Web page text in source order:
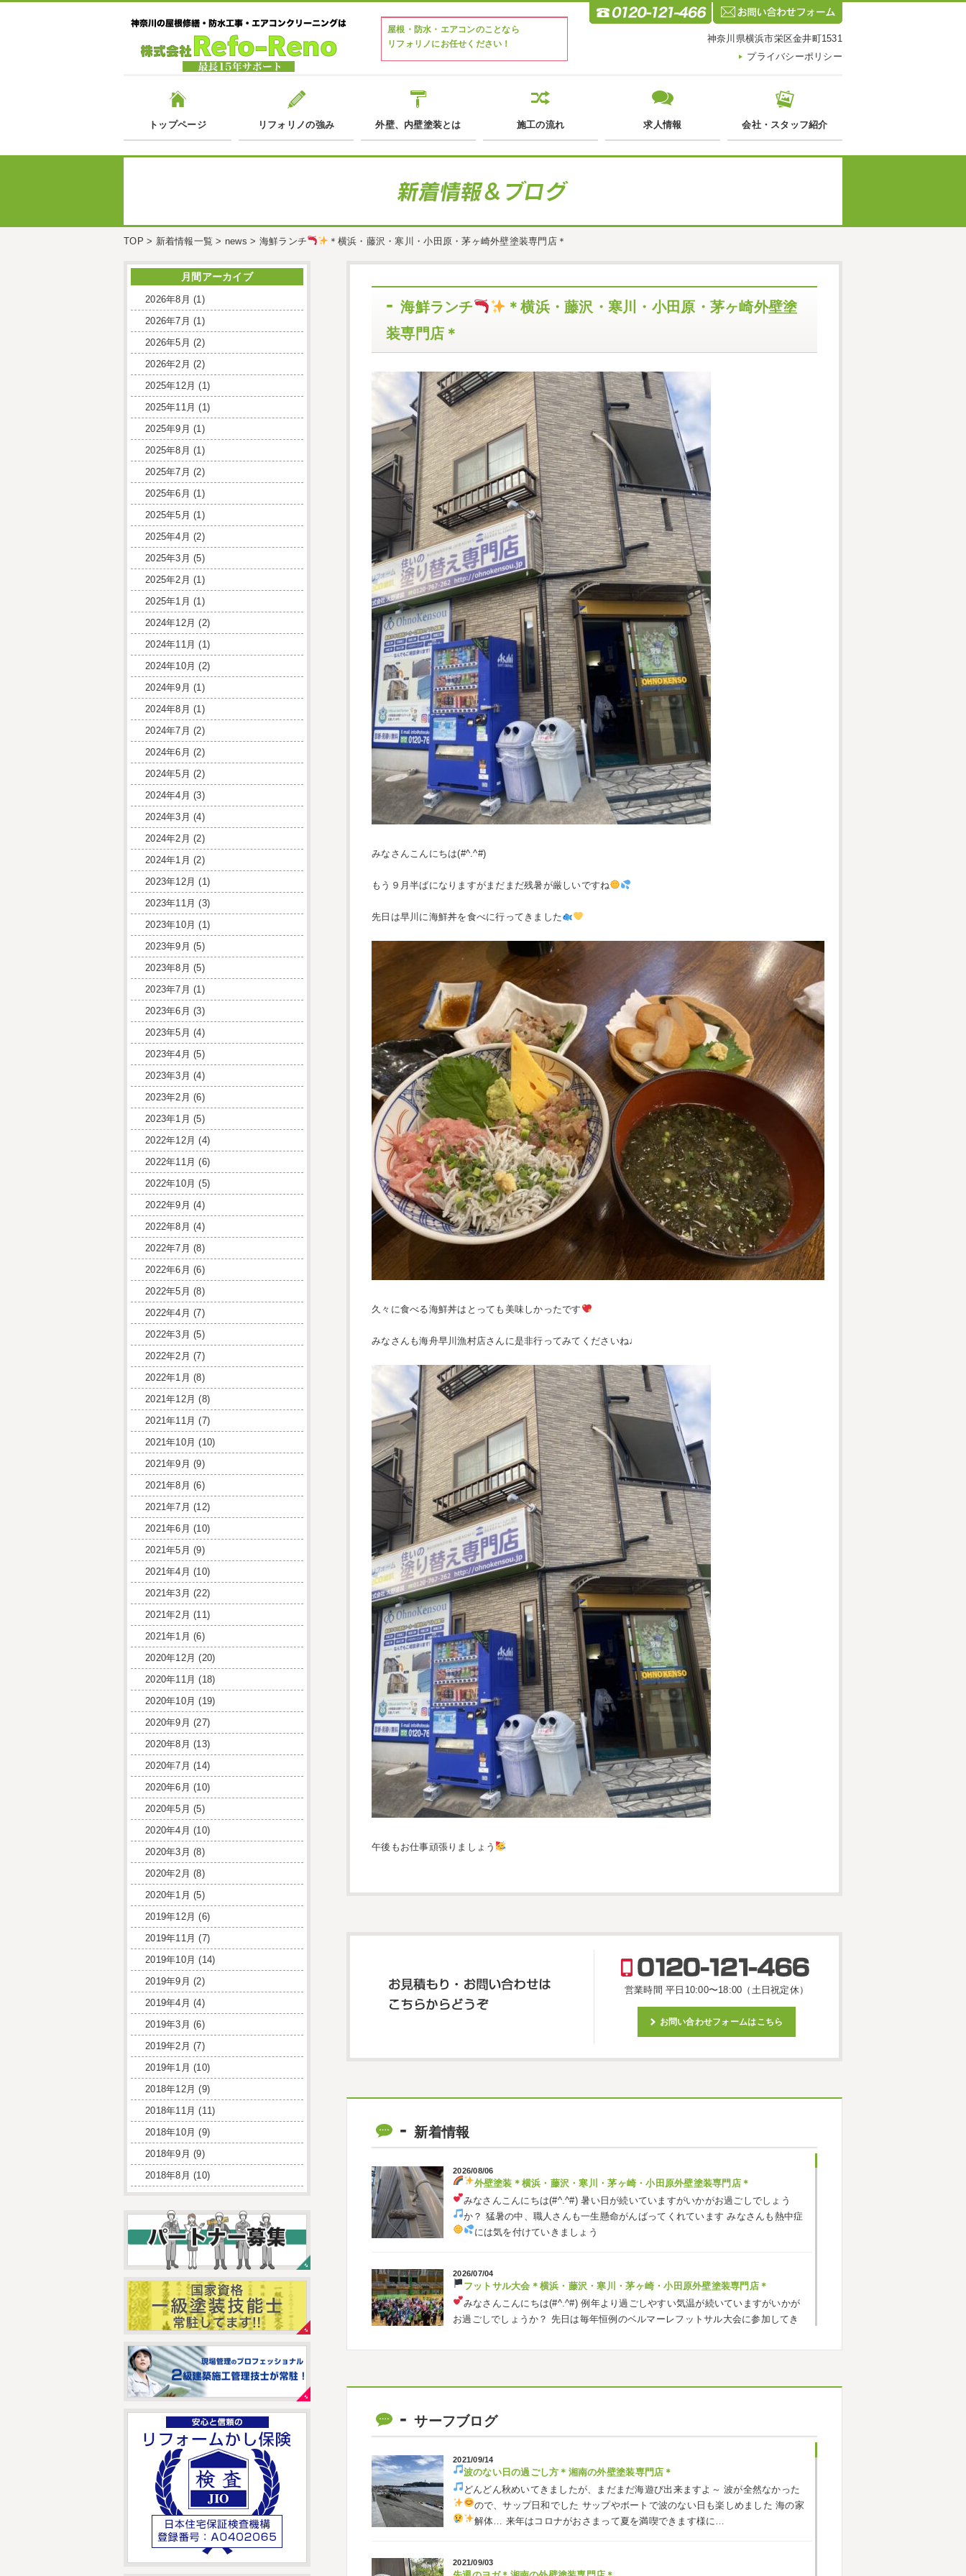
屋根・防水・エアコンのことなら
リフォリノにお任せください！
神奈川県横浜市栄区金井町1531
プライバシーポリシー
トップページ リフォリノの強み 外壁、内壁塗装とは 施工の流れ 求人情報 会社・スタッフ紹介
TOP > 新着情報一覧 > news > 海鮮ランチ ＊横浜・藤沢・寒川・小田原・茅ヶ崎外壁塗装専門店＊
海鮮ランチ
＊横浜・藤沢・寒川・小田原・茅ヶ崎外壁塗
装専門店＊
みなさんこんにちは(#^.^#)
もう９月半ばになりますがまだまだ残暑が厳しいですね
先日は早川に海鮮丼を食べに行ってきました
久々に食べる海鮮丼はとっても美味しかったです
みなさんも海舟早川漁村店さんに是非行ってみてくださいね♩
午後もお仕事頑張りましょう
営業時間 平日10:00〜18:00（土日祝定休）
お問い合わせフォームはこちら
新着情報
2026/08/06
外壁塗装 ＊横浜・藤沢・寒川・茅ヶ崎・小田原外壁塗装専門店＊
みなさんこんにちは(#^.^#)暑い日が続いていますがいかがお過ごしでしょう
か？ 猛暑の中、職人さんも一生懸命がんばってくれています みなさんも熱中症
には気を付けていきましょう
2026/07/04
フットサル大会 ＊横浜・藤沢・寒川・茅ヶ崎・小田原外壁塗装専門店＊
みなさんこんにちは(#^.^#)例年より過ごしやすい気温が続いていますがいかが
お過ごしでしょうか？ 先日は毎年恒例のベルマーレフットサル大会に参加してき
ベルマーレ＊横浜・藤沢・寒川・茅ヶ崎・小田原外壁塗装専門店＊
ようと思います
も会えました今シーズンもよろしくお願いいたします
2026/05/02
自転車＊横浜・藤沢・寒川・茅ヶ崎・小田原外壁塗装専門店＊
みなさんこんにちは ＧＷはいかがお過ごしですか？ 先日は娘と海沿いにある
公園で自転車の練習に行ってきました今まではキックボード派だったので自転
サーフブログ
2021/09/14
波のない日の過ごし方 ＊湘南の外壁塗装専門店＊
どんどん秋めいてきましたが、まだまだ海遊び出来ますよ～ 波が全然なかった
ので、サップ日和でした サップやボートで波のない日も楽しめました 海の家
解体… 来年はコロナがおさまって夏を満喫できます様に…
2021/09/03
月間アーカイブ
2026年8月 (1)
2026年7月 (1)
2026年5月 (2)
2026年2月 (2)
2025年12月 (1)
2025年11月 (1)
2025年9月 (1)
2025年8月 (1)
2025年7月 (2)
2025年6月 (1)
2025年5月 (1)
2025年4月 (2)
2025年3月 (5)
2025年2月 (1)
2025年1月 (1)
2024年12月 (2)
2024年11月 (1)
2024年10月 (2)
2024年9月 (1)
2024年8月 (1)
2024年7月 (2)
2024年6月 (2)
2024年5月 (2)
2024年4月 (3)
2024年3月 (4)
2024年2月 (2)
2024年1月 (2)
2023年12月 (1)
2023年11月 (3)
2023年10月 (1)
2023年9月 (5)
2023年8月 (5)
2023年7月 (1)
2023年6月 (3)
2023年5月 (4)
2023年4月 (5)
2023年3月 (4)
2023年2月 (6)
2023年1月 (5)
2022年12月 (4)
2022年11月 (6)
2022年10月 (5)
2022年9月 (4)
2022年8月 (4)
2022年7月 (8)
2022年6月 (6)
2022年5月 (8)
2022年4月 (7)
2022年3月 (5)
2022年2月 (7)
2022年1月 (8)
2021年12月 (8)
2021年11月 (7)
2021年10月 (10)
2021年9月 (9)
2021年8月 (6)
2021年7月 (12)
2021年6月 (10)
2021年5月 (9)
2021年4月 (10)
2021年3月 (22)
2021年2月 (11)
2021年1月 (6)
2020年12月 (20)
2020年11月 (18)
2020年10月 (19)
2020年9月 (27)
2020年8月 (13)
2020年7月 (14)
2020年6月 (10)
2020年5月 (5)
2020年4月 (10)
2020年3月 (8)
2020年2月 (8)
2020年1月 (5)
2019年12月 (6)
2019年11月 (7)
2019年10月 (14)
2019年9月 (2)
2019年4月 (4)
2019年3月 (6)
2019年2月 (7)
2019年1月 (10)
2018年12月 (9)
2018年11月 (11)
2018年10月 (9)
2018年9月 (9)
2018年8月 (10)